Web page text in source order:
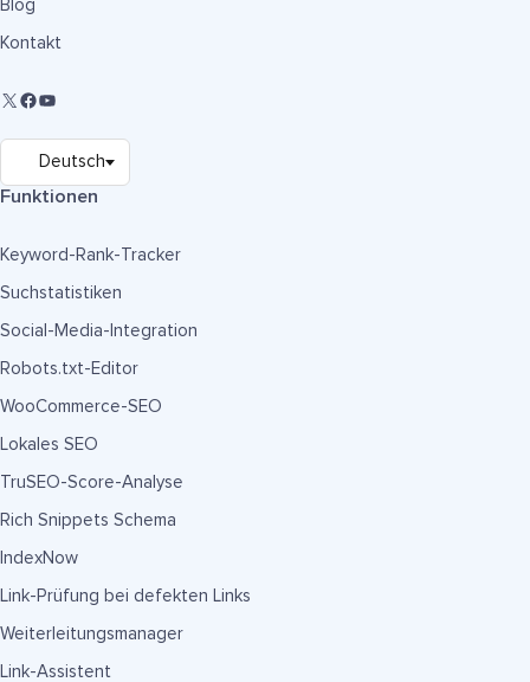
Blog
Kontakt
Funktionen
Keyword-Rank-Tracker
Suchstatistiken
Social-Media-Integration
Robots.txt-Editor
WooCommerce-SEO
Lokales SEO
TruSEO-Score-Analyse
Rich Snippets Schema
IndexNow
Link-Prüfung bei defekten Links
Weiterleitungsmanager
Link-Assistent